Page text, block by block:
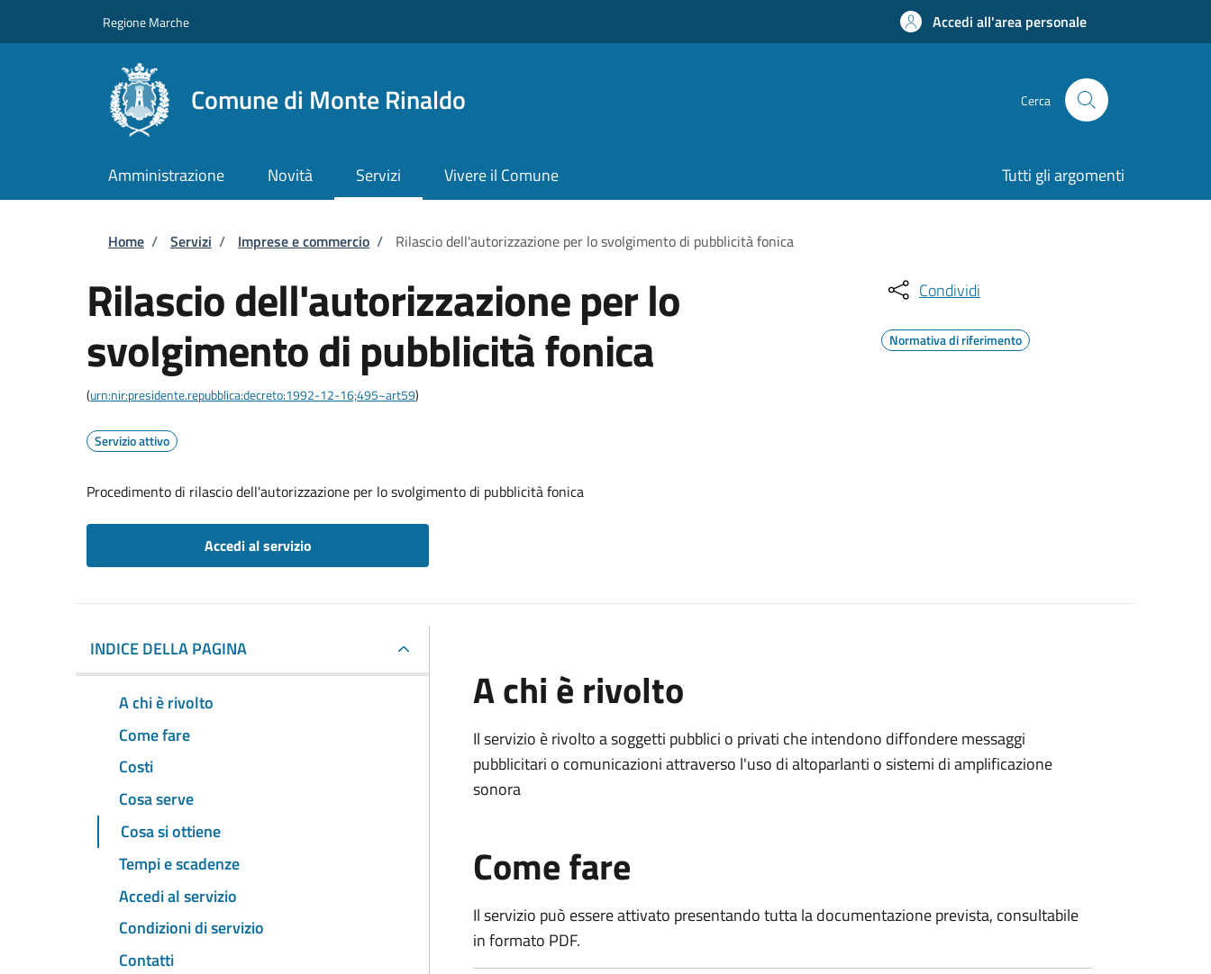
Regione Marche Accedi all'area personale
Comune di Monte Rinaldo Cerca
Amministrazione Novità Servizi Vivere il Comune Tutti gli argomenti
Briciole di pane
Home / Servizi / Imprese e commercio / Rilascio dell'autorizzazione per lo svolgimento di pubblicità fonica
Rilascio dell'autorizzazione per lo
svolgimento di pubblicità fonica
(urn:nir:presidente.repubblica:decreto:1992-12-16;495~art59)
Servizio attivo
Procedimento di rilascio dell'autorizzazione per lo svolgimento di pubblicità fonica
Accedi al servizio
Condividi
Normativa di riferimento
INDICE DELLA PAGINA
A chi è rivolto
Come fare
Costi
Cosa serve
Cosa si ottiene
Tempi e scadenze
Accedi al servizio
Condizioni di servizio
Contatti
A chi è rivolto
Il servizio è rivolto a soggetti pubblici o privati che intendono diffondere messaggi
pubblicitari o comunicazioni attraverso l'uso di altoparlanti o sistemi di amplificazione
sonora
Come fare
Il servizio può essere attivato presentando tutta la documentazione prevista, consultabile
in formato PDF.